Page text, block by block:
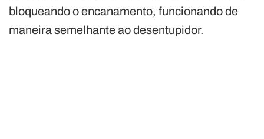
bloqueando o encanamento, funcionando de
maneira semelhante ao desentupidor.